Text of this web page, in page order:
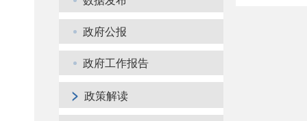
政府公报
政府工作报告
> 政策解读